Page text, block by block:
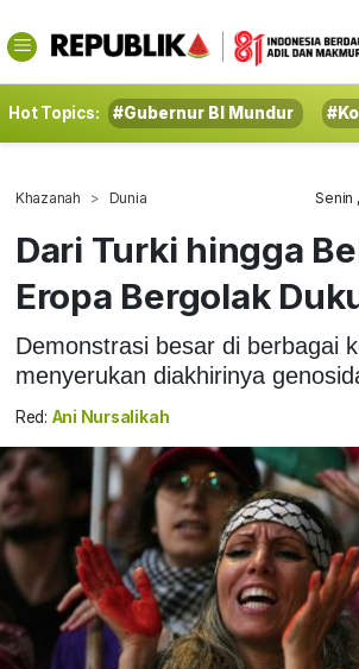
Hot Topics: #Gubernur BI Mundur
Khazanah Dunia Senin
Dari Turki hingga
Eropa Bergolak
Demonstrasi besar di berbagai
menyerukan diakhirinya
Red: Ani Nursalikah